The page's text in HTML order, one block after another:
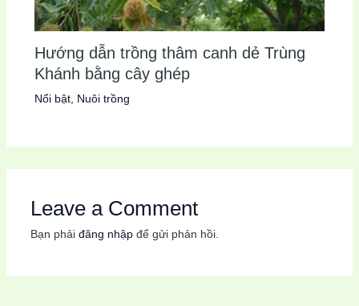
Hướng dẫn trồng thâm canh dẻ Trùng
Khánh bằng cây ghép
Nổi bật, Nuôi trồng
Leave a Comment
Bạn phải đăng nhậpđể gửi phản hồi.